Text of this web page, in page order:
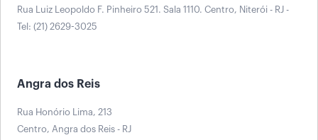
Rua Luiz Leopoldo F. Pinheiro 521. Sala 1110. Centro, Niterói - RJ -
Tel: (21) 2629-3025
Angra dos Reis
Rua Honório Lima, 213
Centro, Angra dos Reis - RJ